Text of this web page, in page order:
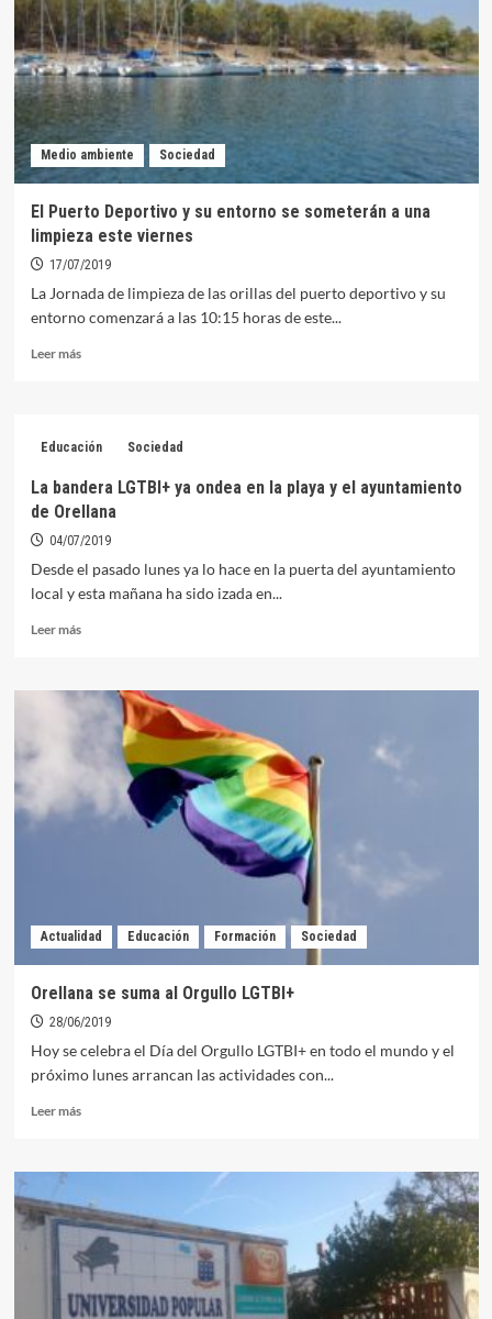
campamento
de
verano
2023
en
Orellana
Medio ambiente Sociedad
El Puerto Deportivo y su entorno se someterán a una
limpieza este viernes
17/07/2019
La Jornada de limpieza de las orillas del puerto deportivo y su
entorno comenzará a las 10:15 horas de este...
Leer másLeer
Deportivo
su
entorno
se
a
una
Educación Sociedad
La bandera LGTBI+ ya ondea en la playa y el ayuntamiento
de Orellana
04/07/2019
Desde el pasado lunes ya lo hace en la puerta del ayuntamiento
local y esta mañana ha sido izada en...
Leer másLeer
La
bandera
LGTBI+
ondea
en
Orellana
Actualidad Educación Formación Sociedad
Orellana se suma al Orgullo LGTBI+
28/06/2019
Hoy se celebra el Día del Orgullo LGTBI+ en todo el mundo y el
próximo lunes arrancan las actividades con...
Leer másLeer
Orellana
suma
al
Orgullo
LGTBI+